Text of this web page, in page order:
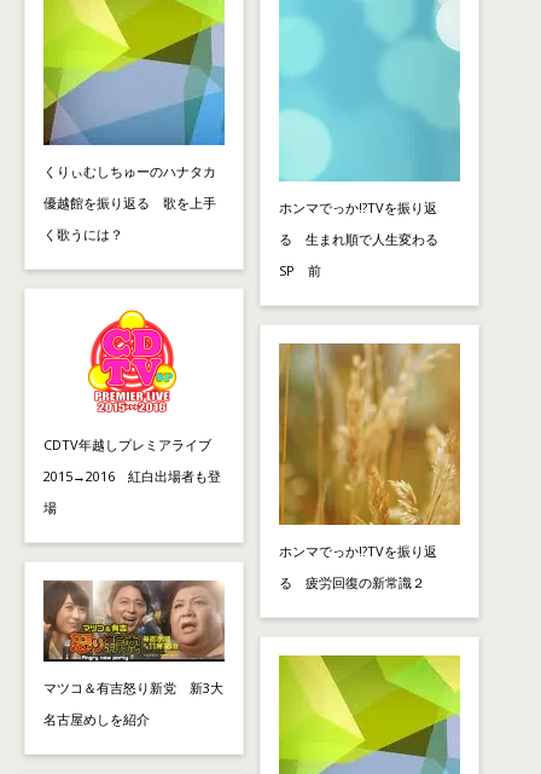
くりぃむしちゅーのハナタカ
優越館を振り返る 歌を上手
く歌うには？
CDTV年越しプレミアライブ
2015→2016 紅白出場者も登
場
マツコ＆有吉怒り新党 新3大
名古屋めしを紹介
ホンマでっか!?TVを振り返
る 生まれ順で人生変わる
SP 前
ホンマでっか!?TVを振り返
る 疲労回復の新常識２